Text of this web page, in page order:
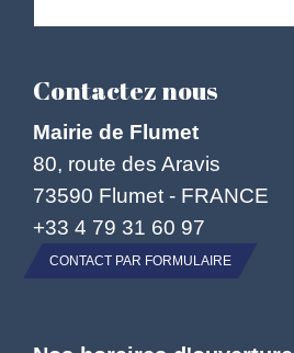
Contactez nous
Mairie de Flumet
80, route des Aravis
73590 Flumet - FRANCE
+33 4 79 31 60 97
CONTACT PAR FORMULAIRE